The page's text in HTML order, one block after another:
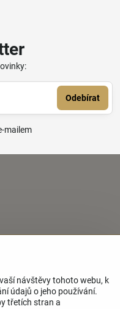
Odebírat
mailem
návštěvy tohoto webu, k
údajů o jeho používání.
třetích stran a